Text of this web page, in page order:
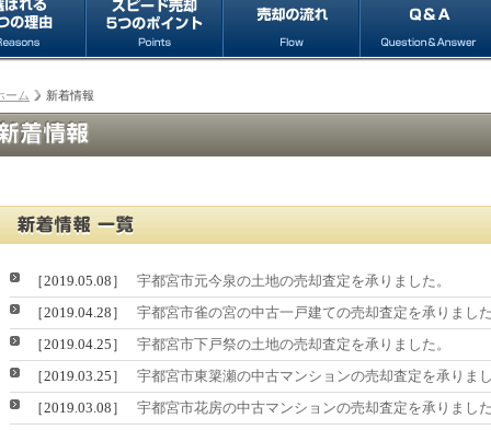
ーム 新着情報
［2019.05.08］
宇都宮市元今泉の土地の売却査定を承りました。
［2019.04.28］
宇都宮市雀の宮の中古一戸建ての売却査定を承りました
［2019.04.25］
宇都宮市下戸祭の土地の売却査定を承りました。
［2019.03.25］
宇都宮市東簗瀬の中古マンションの売却査定を承りまし
［2019.03.08］
宇都宮市花房の中古マンションの売却査定を承りました